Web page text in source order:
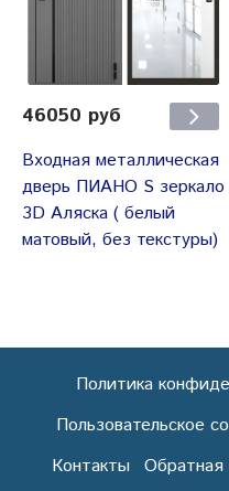
46050 руб
Входная металлическая
дверь ПИАНО S зеркало
3D Аляска ( белый
матовый, без текстуры)
Политика
Пользовательское
Контакты Обратная